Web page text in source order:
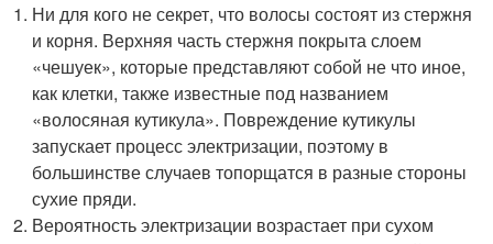
Ни для кого не секрет, что волосы состоят из стержня
и корня. Верхняя часть стержня покрыта слоем
«чешуек», которые представляют собой не что иное,
как клетки, также известные под названием
«волосяная кутикула». Повреждение кутикулы
запускает процесс электризации, поэтому в
большинстве случаев топорщатся в разные стороны
сухие пряди.
Вероятность электризации возрастает при сухом